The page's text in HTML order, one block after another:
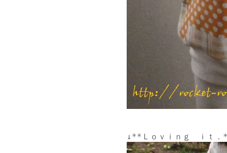
↓**Ｌｏｖｉｎｇ　ｉｔ